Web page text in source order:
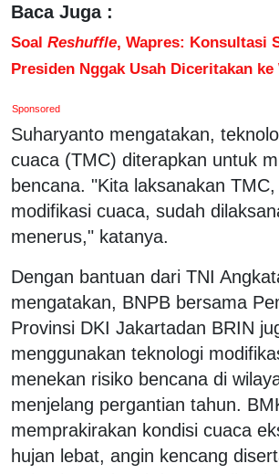
Baca Juga :
Soal Reshuffle, Wapres: Konsultasi
Presiden Nggak Usah Diceritakan ke
Sponsored
Suharyanto mengatakan,
cuaca (TMC) diterapkan untuk
bencana. "Kita laksanakan
modifikasi cuaca, sudah
menerus," katanya.
Dengan bantuan dari TNI
mengatakan, BNPB bersama
Provinsi DKI Jakartadan BRIN
menggunakan teknologi
menekan risiko bencana di
menjelang pergantian tahun.
memprakirakan kondisi cuaca
hujan lebat, angin kencang